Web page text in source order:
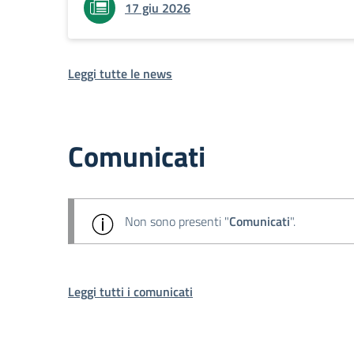
17 giu 2026
Leggi tutte le news
Comunicati
Non sono presenti "Comunicati".
Leggi tutti i comunicati